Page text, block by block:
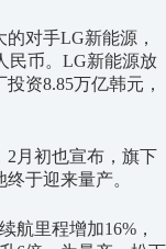
对手LG新能源，
民币。LG新能源放
资8.85万亿韩元，
2月初也宣布，旗下
于迎来量产。
航里程增加16%，